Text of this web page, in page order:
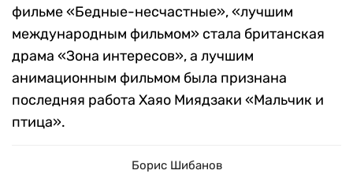
фильме «Бедные-несчастные», «лучшим
международным фильмом» стала британская
драма «Зона интересов», а лучшим
анимационным фильмом была признана
последняя работа Хаяо Миядзаки «Мальчик и
птица».
Борис Шибанов